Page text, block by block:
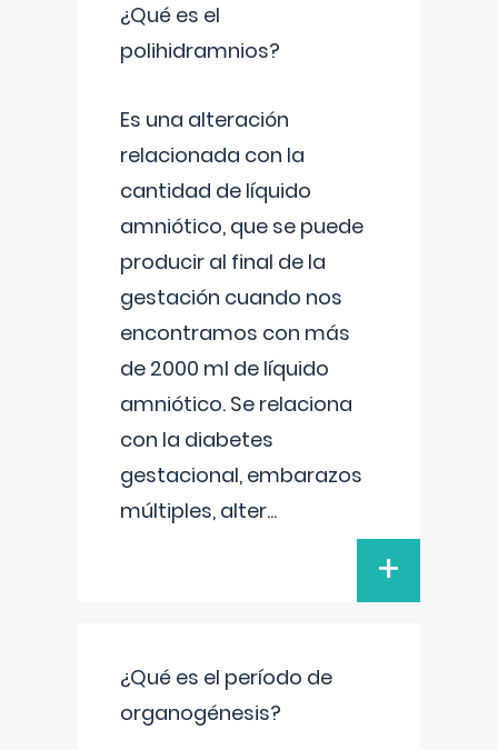
¿Qué es el
polihidramnios?
Es una alteración
relacionada con la
cantidad de líquido
amniótico, que se puede
producir al final de la
gestación cuando nos
encontramos con más
de 2000 ml de líquido
amniótico. Se relaciona
con la diabetes
gestacional, embarazos
múltiples, alter...
+
¿Qué es el período de
organogénesis?